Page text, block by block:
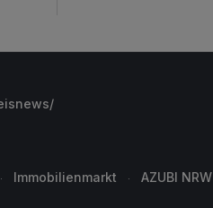
Immobilienmarkt AZUBI NRW